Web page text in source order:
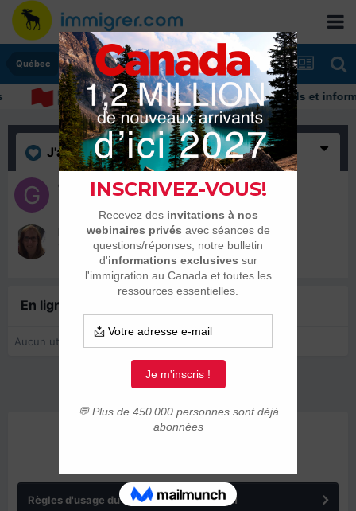
Québec
Découvrez nos conseils et
J'aime(2)
gervaiscadet
29 décembre 2018
Dauphina
14 juillet 2018
En ligne récemment
Aucun utilisateur enregistré regarde cette page.
Règles d'usage du forum IMMIGRER.COM